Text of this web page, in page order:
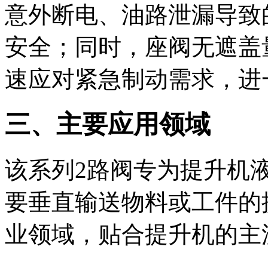
意外断电、油路泄漏导
安全；同时，座阀无遮
速应对紧急制动需求，
三、主要应用领域
该系列2路阀专为提升机
要垂直输送物料或工件
业领域，贴合提升机的